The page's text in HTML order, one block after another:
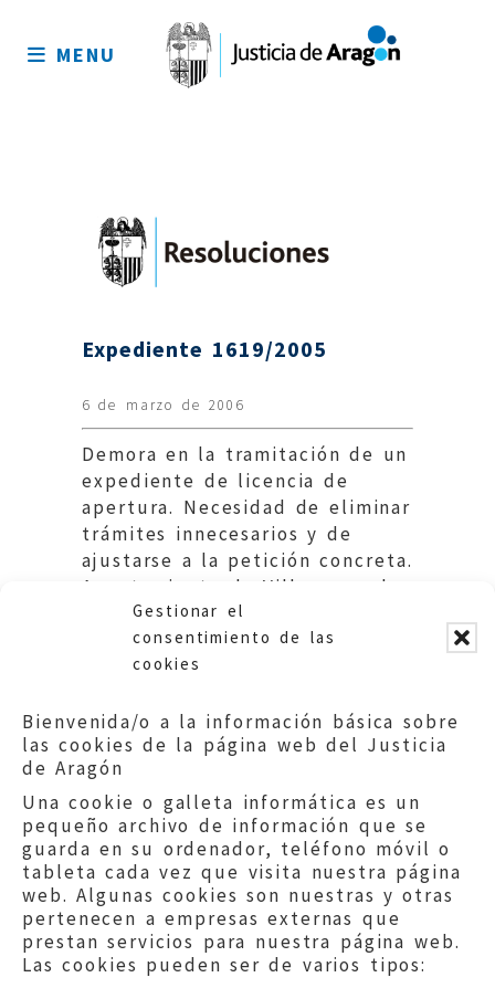
Gestionar el
consentimiento de las
cookies
Bienvenida/o a la información básica sobre
las cookies de la página web del Justicia
de Aragón
Una cookie o galleta informática es un
pequeño archivo de información que se
guarda en su ordenador, teléfono móvil o
tableta cada vez que visita nuestra página
web. Algunas cookies son nuestras y otras
pertenecen a empresas externas que
prestan servicios para nuestra página web.
Las cookies pueden ser de varios tipos:
sitio
MENU
Expediente 1619/2005
6 de marzo de 2006
Demora en la tramitación de un
expediente de licencia de
apertura. Necesidad de eliminar
trámites innecesarios y de
ajustarse a la petición concreta.
Ayuntamiento de Villanueva de
Sigena